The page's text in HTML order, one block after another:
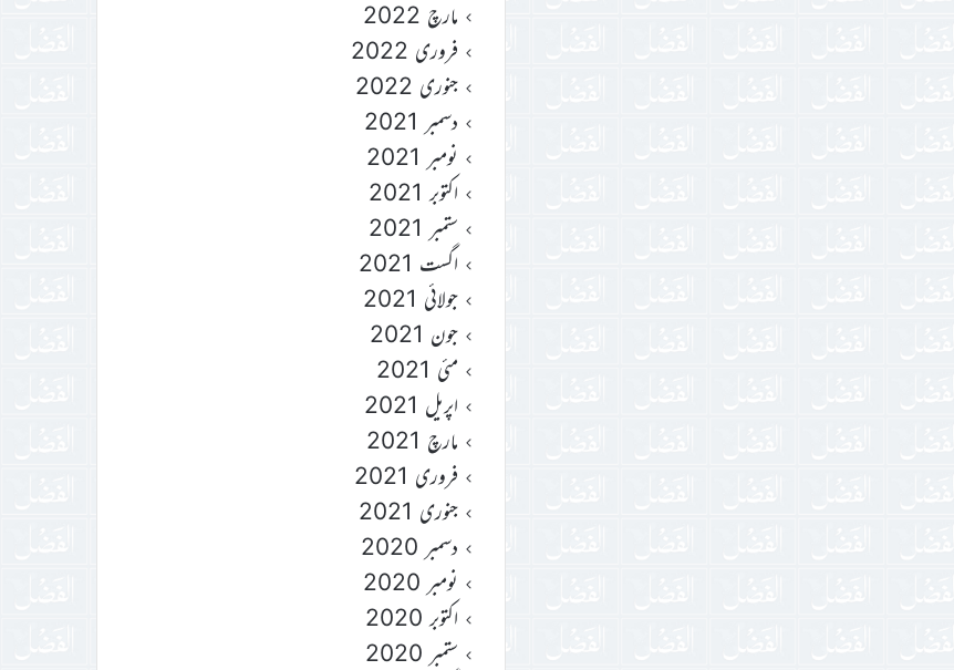
مارچ 2022
فروری 2022
جنوری 2022
دسمبر 2021
نومبر 2021
اکتوبر 2021
ستمبر 2021
اگست 2021
جولائی 2021
جون 2021
مئی 2021
اپریل 2021
مارچ 2021
فروری 2021
جنوری 2021
دسمبر 2020
نومبر 2020
اکتوبر 2020
ستمبر 2020